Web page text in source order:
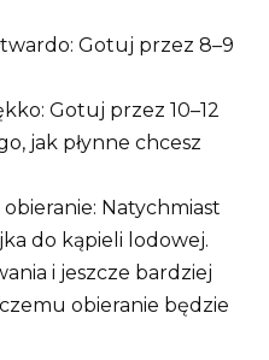
Gotuj przez 8–9
Gotuj przez 10–12
jak płynne chcesz
Natychmiast
do kąpieli lodowej.
i jeszcze bardziej
obieranie będzie